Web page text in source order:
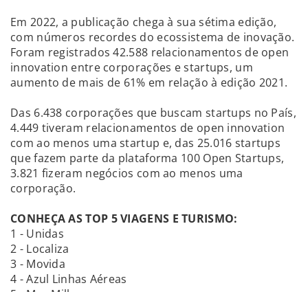
Em 2022, a publicação chega à sua sétima edição,
com números recordes do ecossistema de inovação.
Foram registrados 42.588 relacionamentos de open
innovation entre corporações e startups, um
aumento de mais de 61% em relação à edição 2021.
Das 6.438 corporações que buscam startups no País,
4.449 tiveram relacionamentos de open innovation
com ao menos uma startup e, das 25.016 startups
que fazem parte da plataforma 100 Open Startups,
3.821 fizeram negócios com ao menos uma
corporação.
CONHEÇA AS TOP 5 VIAGENS E TURISMO:
1 - Unidas
2 - Localiza
3 - Movida
4 - Azul Linhas Aéreas